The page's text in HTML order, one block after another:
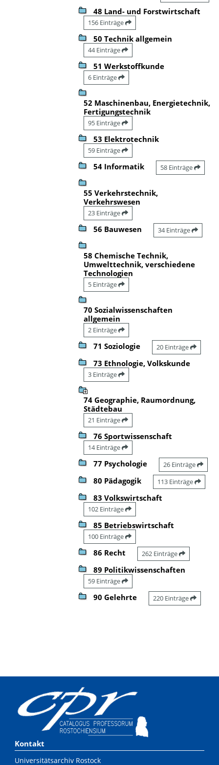
48 Land- und Forstwirtschaft
156 Einträge
50 Technik allgemein
44 Einträge
51 Werkstoffkunde
6 Einträge
52 Maschinenbau, Energietechnik,
Fertigungstechnik
95 Einträge
53 Elektrotechnik
59 Einträge
54 Informatik 58 Einträge
55 Verkehrstechnik,
Verkehrswesen
23 Einträge
56 Bauwesen 34 Einträge
58 Chemische Technik,
Umwelttechnik, verschiedene
Technologien
5 Einträge
70 Sozialwissenschaften
allgemein
2 Einträge
71 Soziologie 20 Einträge
73 Ethnologie, Volkskunde
3 Einträge
74 Geographie, Raumordnung,
Städtebau
21 Einträge
76 Sportwissenschaft
14 Einträge
77 Psychologie 26 Einträge
80 Pädagogik 113 Einträge
83 Volkswirtschaft
102 Einträge
85 Betriebswirtschaft
100 Einträge
86 Recht 262 Einträge
89 Politikwissenschaften
59 Einträge
90 Gelehrte 220 Einträge
Kontakt
Universitätsarchiv Rostock